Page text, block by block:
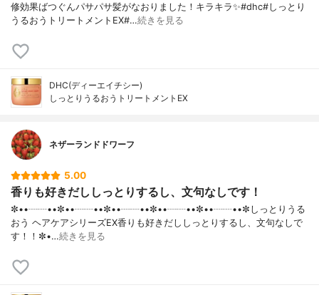
修効果ばつぐんパサパサ髪がなおりました！キラキラ✨#dhc#しっとり
うるおうトリートメントEX#…続きを見る
DHC(ディーエイチシー)
しっとりうるおうトリートメントEX
ネザーランドドワーフ
5.00
香りも好きだししっとりするし、文句なしです！
✼••┈┈••✼••┈┈••✼••┈┈••✼••┈┈••✼••┈┈••✼しっとりうる
おう ヘアケアシリーズEX香りも好きだししっとりするし、文句なしで
す！！✼•…続きを見る